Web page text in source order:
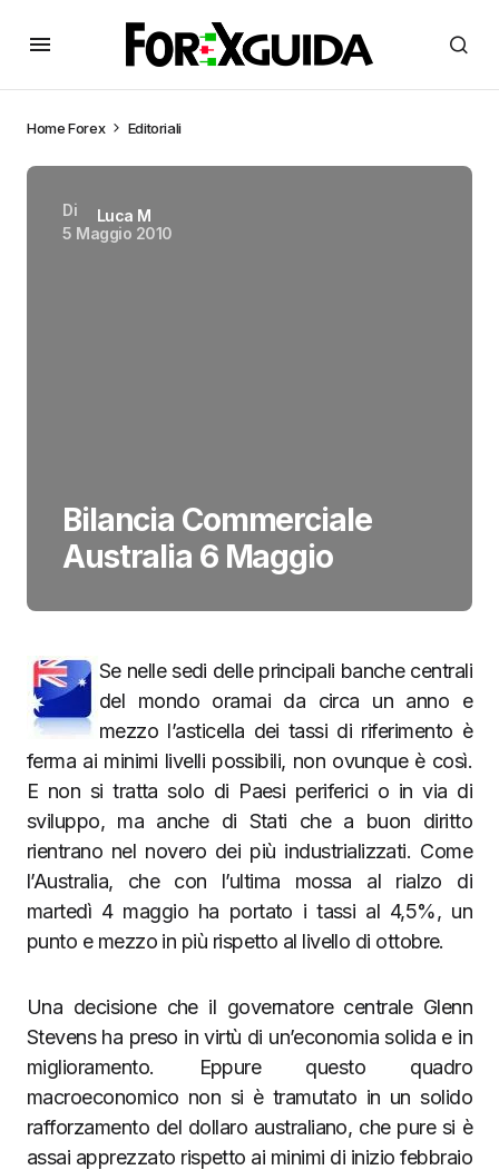
HomeForex Editoriali
Di
Luca M
5 Maggio 2010
Bilancia Commerciale
Australia 6 Maggio
Se nelle sedi delle principali banche centrali
del mondo oramai da circa un anno e
mezzo l’asticella dei tassi di riferimento è
ferma ai minimi livelli possibili, non ovunque è così.
E non si tratta solo di Paesi periferici o in via di
sviluppo, ma anche di Stati che a buon diritto
rientrano nel novero dei più industrializzati. Come
l’Australia, che con l’ultima mossa al rialzo di
martedì 4 maggio ha portato i tassi al 4,5%, un
punto e mezzo in più rispetto al livello di ottobre.
Una decisione che il governatore centrale Glenn
Stevens ha preso in virtù di un’economia solida e in
miglioramento. Eppure questo quadro
macroeconomico non si è tramutato in un solido
rafforzamento del dollaro australiano, che pure si è
assai apprezzato rispetto ai minimi di inizio febbraio